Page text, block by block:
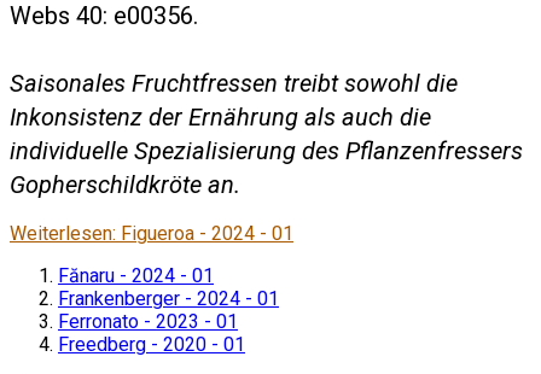
Webs 40: e00356.
Saisonales Fruchtfressen treibt sowohl die
Inkonsistenz der Ernährung als auch die
individuelle Spezialisierung des Pflanzenfressers
Gopherschildkröte an.
Weiterlesen: Figueroa - 2024 - 01
Fănaru - 2024 - 01
Frankenberger - 2024 - 01
Ferronato - 2023 - 01
Freedberg - 2020 - 01